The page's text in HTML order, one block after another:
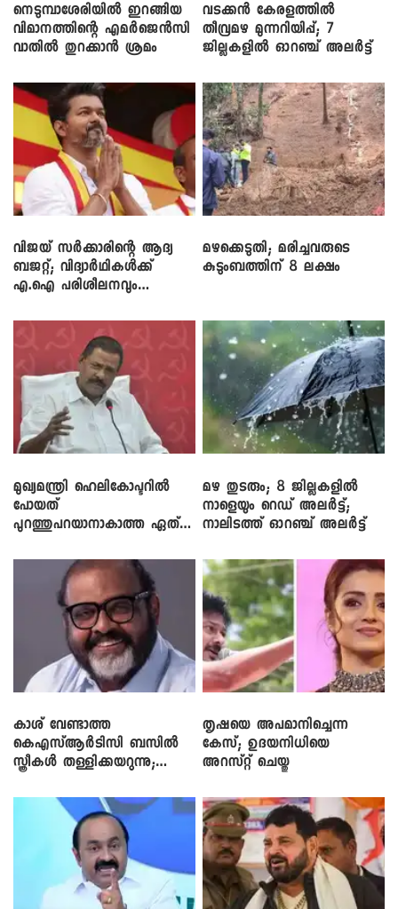
നെടുമ്പാശേരിയിൽ ഇറങ്ങിയ
വിമാനത്തിന്റെ എമർജെൻസി
വാതിൽ തുറക്കാൻ ശ്രമം
വടക്കൻ കേരളത്തിൽ
തീവ്രമഴ മുന്നറിയിപ്പ്; 7
ജില്ലകളിൽ ഓറഞ്ച് അലർട്ട്
വിജയ് സർക്കാരിന്റെ ആദ്യ
ബജറ്റ്; വിദ്യാർഥികൾക്ക്
എ.ഐ പരിശീലനവും
മഴക്കെടുതി; മരിച്ചവരുടെ
കുടുംബത്തിന് 8 ലക്ഷം
മുഖ്യമന്ത്രി ഹെലികോപ്ടറിൽ
പോയത്
പുറത്തുപറയാനാകാത്ത ഏത്
മഴ തുടരും; 8 ജില്ലകളിൽ
നാളെയും റെഡ് അലർട്ട്;
നാലിടത്ത് ഓറഞ്ച് അലർട്ട്
കാശ് വേണ്ടാത്ത
കെഎസ്ആർടിസി ബസിൽ
സ്ത്രീകൾ തള്ളിക്കയറുന്നു;
തൃഷയെ അപമാനിച്ചെന്ന
കേസ്; ഉദയനിധിയെ
അറസ്റ്റ് ചെയ്തു